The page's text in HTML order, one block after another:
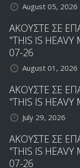
August 05, 2026
ΑΚΟΥΣΤΕ ΣΕ
"THIS IS
07-26
August 01, 2026
ΑΚΟΥΣΤΕ ΣΕ
"THIS IS
July 29, 2026
ΑΚΟΥΣΤΕ ΣΕ
"THIS IS
07-26